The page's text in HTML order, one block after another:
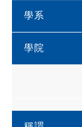
學系
學院